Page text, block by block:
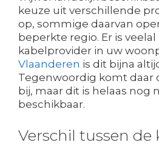
keuze uit verschillende
op, sommige daarvan
beperkte regio. Er is
kabelprovider in uw
Vlaanderen is dit bijna
Tegenwoordig komt daar
bij, maar dit is helaas nog
beschikbaar.
Verschil tussen de